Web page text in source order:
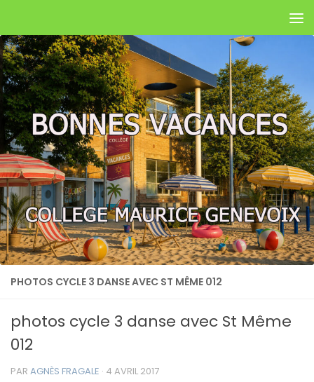
PHOTOS CYCLE 3 DANSE AVEC ST MÊME 012
photos cycle 3 danse avec St Même
012
PAR AGNÈS FRAGALE · 4 AVRIL 2017